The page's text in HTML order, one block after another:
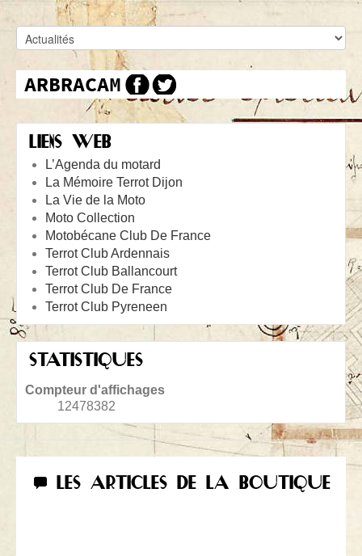
LIENS WEB
L’Agenda du motard
La Mémoire Terrot Dijon
La Vie de la Moto
Moto Collection
Motobécane Club De France
Terrot Club Ardennais
Terrot Club Ballancourt
Terrot Club De France
Terrot Club Pyreneen
STATISTIQUES
Compteur d'affichages
12478382
LES ARTICLES DE LA BOUTIQUE